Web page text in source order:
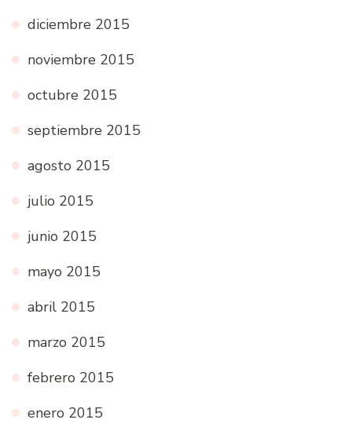
diciembre 2015
noviembre 2015
octubre 2015
septiembre 2015
agosto 2015
julio 2015
junio 2015
mayo 2015
abril 2015
marzo 2015
febrero 2015
enero 2015